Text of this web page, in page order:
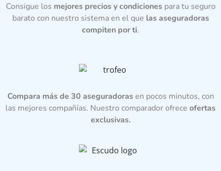
Consigue los mejores precios y condicionespara tu seguro
barato con nuestro sistema en el que las aseguradoras
compiten por ti.
Compara más de 30 aseguradorasen pocos minutos, con
las mejores compañías. Nuestro comparador ofrece ofertas
exclusivas.